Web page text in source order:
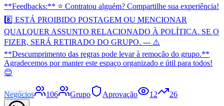
**Feedbacks:** ⭐ Contratou alguém? Compartilhe sua experiência!
8️⃣ ESTÁ PROIBIDO POSTAGEM OU MENCIONAR
QUALQUER ASSUNTO RELACIONADO À POLÍTICA. SE O
FIZER, SERÁ RETIRADO DO GRUPO. --- ⚠️
**Descumprimento das regras pode levar à remoção do grupo.**
Agradecemos por manter este espaço organizado e útil para todos!
😊
Negócios 106 Grupo Aprovação 12 26